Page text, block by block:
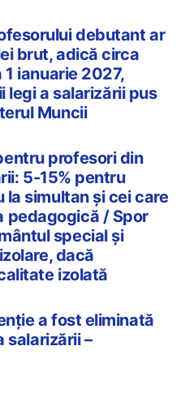
debutant ar
brut, adică circa
ianuarie 2027,
legi a salarizării pus
Muncii
profesori din
5-15% pentru
la simultan și cei care
pedagogică / Spor
special și
dacă
izolată
a fost eliminată
salarizării –